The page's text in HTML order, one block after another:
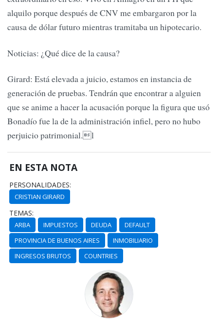
alquilo porque después de CNV me embargaron por la
causa de dólar futuro mientras tramitaba un hipotecario.
Noticias: ¿Qué dice de la causa?
Girard: Está elevada a juicio, estamos en instancia de
generación de pruebas. Tendrán que encontrar a alguien
que se anime a hacer la acusación porque la figura que usó
Bonadío fue la de la administración infiel, pero no hubo
perjuicio patrimonial.l
EN ESTA NOTA
PERSONALIDADES:
CRISTIAN GIRARD
TEMAS:
ARBA IMPUESTOS DEUDA
DEFAULT
PROVINCIA DE BUENOS AIRES
INMOBILIARIO
INGRESOS BRUTOS
COUNTRIES